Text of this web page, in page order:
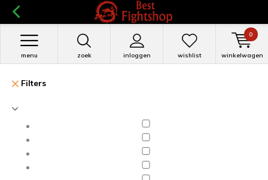
zoek inloggen
menu wishlist winkelwagen
0
Filters